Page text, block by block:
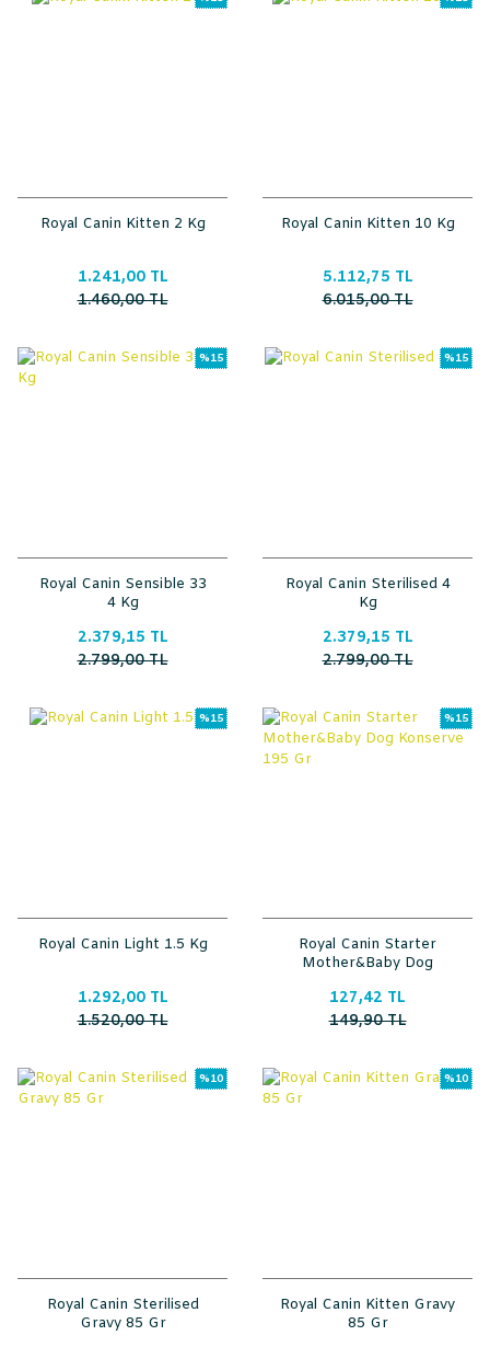
Royal Canin Kitten 2 Kg
1.241,00 TL
1.460,00 TL
Royal Canin Kitten 10 Kg
5.112,75 TL
6.015,00 TL
%15
Royal Canin Sensible 33
4 Kg
2.379,15 TL
2.799,00 TL
%15
Royal Canin Sterilised 4
Kg
2.379,15 TL
2.799,00 TL
%15
Royal Canin Light 1.5 Kg
1.292,00 TL
1.520,00 TL
%15
Royal Canin Starter
Mother&Baby Dog
127,42 TL
149,90 TL
%10
Royal Canin Sterilised
Gravy 85 Gr
%10
Royal Canin Kitten Gravy
85 Gr